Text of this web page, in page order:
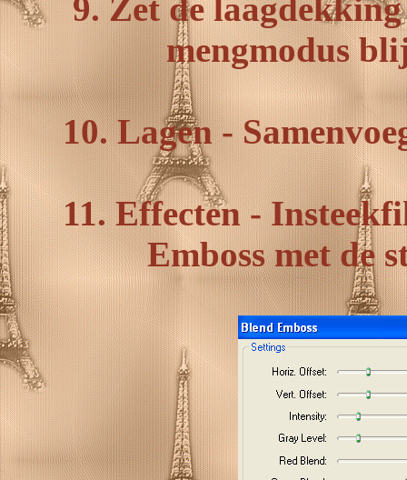
9. Zet de
mengmodus
10. Lagen -
11. Effecten -
Emboss met de